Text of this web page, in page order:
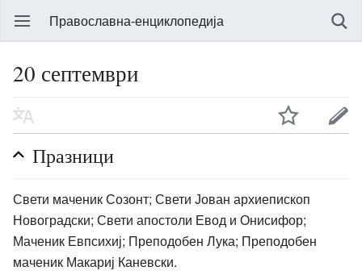
Православна-енциклопедија
20 септември
Празници
Свети маченик Созонт; Свети Јован архиепископ
Новоградски; Свети апостоли Евод и Онисифор;
Маченик Евпсихиј; Преподобен Лука; Преподобен
маченик Макариј Каневски.